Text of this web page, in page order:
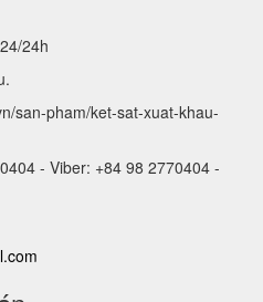
24h
san-pham/ket-sat-xuat-khau-
- Viber: +84 98 2770404 -